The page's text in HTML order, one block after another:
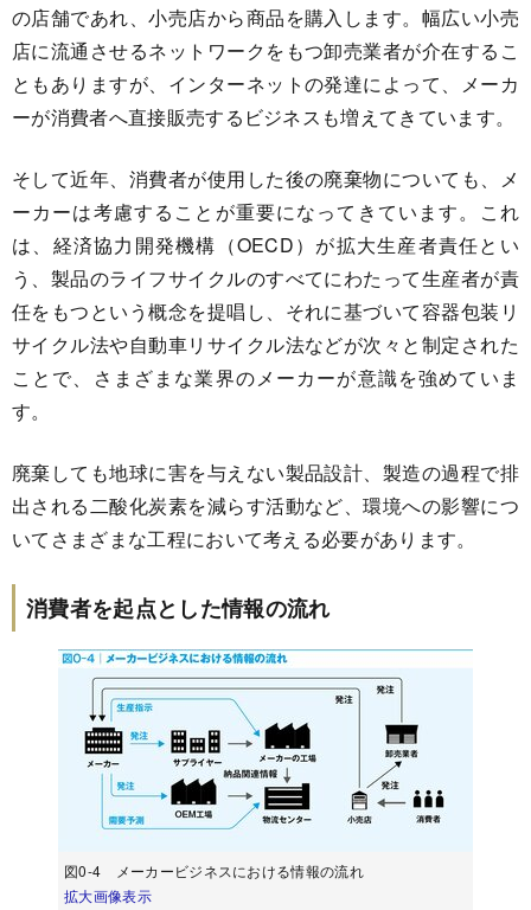
の店舗であれ、小売店から商品を購入します。幅広い小売
店に流通させるネットワークをもつ卸売業者が介在するこ
ともありますが、インターネットの発達によって、メーカ
ーが消費者へ直接販売するビジネスも増えてきています。
そして近年、消費者が使用した後の廃棄物についても、メ
ーカーは考慮することが重要になってきています。これ
は、経済協力開発機構（OECD）が拡大生産者責任とい
う、製品のライフサイクルのすべてにわたって生産者が責
任をもつという概念を提唱し、それに基づいて容器包装リ
サイクル法や自動車リサイクル法などが次々と制定された
ことで、さまざまな業界のメーカーが意識を強めていま
す。
廃棄しても地球に害を与えない製品設計、製造の過程で排
出される二酸化炭素を減らす活動など、環境への影響につ
いてさまざまな工程において考える必要があります。
消費者を起点とした情報の流れ
図0-4 メーカービジネスにおける情報の流れ
拡大画像表示